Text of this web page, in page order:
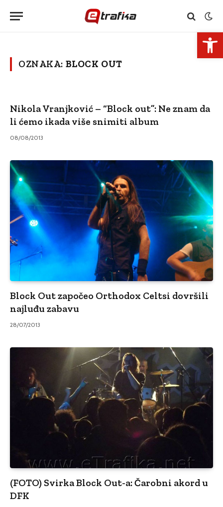
OZNAKA: BLOCK OUT
Nikola Vranjković – “Block out”: Ne znam da
li ćemo ikada više snimiti album
08/08/2013
Block Out započeo Orthodox Celtsi dovršili
najluđu zabavu
28/07/2013
(FOTO) Svirka Block Out-a: Čarobni akord u
DFK